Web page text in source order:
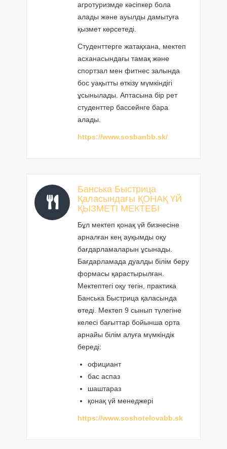
агротуризмде кәсіпкер бола
алады және ауылды дамытуға
қызмет көрсетеді.
Студенттерге жатақхана, мектеп
асханасындағы тамақ және
спортзал мен фитнес залында
бос уақытты өткізу мүмкіндігі
ұсынылады. Аптасына бір рет
студенттер бассейнге бара
алады.
https://www.sosbanbb.sk/
Банська Быстрица
Қаласындағы ҚОНАҚ ҮЙ
ҚЫЗМЕТІ МЕКТЕБІ
Бұл мектеп қонақ үй бизнесіне
арналған кең ауқымды оқу
бағдарламаларын ұсынады.
Бағдарламада дуалды білім беру
формасы қарастырылған.
Мектептегі оқу тегін, практика
Банська Быстрица қаласында
өтеді. Мектеп 9 сынып түлегіне
келесі бағыттар бойынша орта
арнайы білім алуға мүмкіндік
береді:
официант
бас аспаз
шаштараз
қонақ үй менеджері
https://www.soshotelovabb.sk